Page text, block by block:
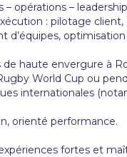
opérations –
: pilotage
d’équipes,
de haute envergure à
World Cup ou
internationales
orienté performance.
fortes et